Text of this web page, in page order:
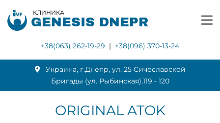
КЛИНИКА
GENESIS DNEPR
+38(063) 262-19-29 | +38(096) 370-13-24
Украина, г.Днепр, ул. 25 Сичеславской
Бригады (ул. Рыбинская),119 ‑ 120
ORIGINAL ATOK